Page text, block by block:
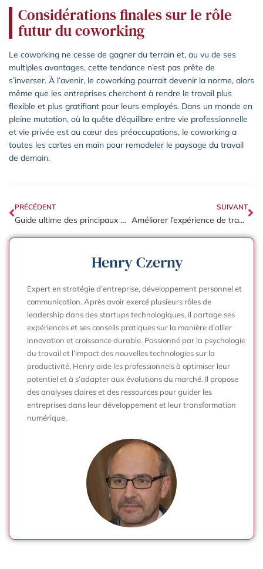
Considérations finales sur le rôle
futur du coworking
Le coworking ne cesse de gagner du terrain et, au vu de ses
multiples avantages, cette tendance n’est pas prête de
s’inverser. À l’avenir, le coworking pourrait devenir la norme, alors
même que les entreprises cherchent à rendre le travail plus
flexible et plus gratifiant pour leurs employés. Dans un monde en
pleine mutation, où la quête d’équilibre entre vie professionnelle
et vie privée est au cœur des préoccupations, le coworking a
toutes les cartes en main pour remodeler le paysage du travail
de demain.
PRÉCÉDENT
Guide ultime des principaux KPI à suivre pour votre site web d’entreprise
SUIVANT
Améliorer l’expérience de travail : l’importance du confort sonore en entreprise
Henry Czerny
Expert en stratégie d’entreprise, développement personnel et
communication. Après avoir exercé plusieurs rôles de
leadership dans des startups technologiques, il partage ses
expériences et ses conseils pratiques sur la manière d’allier
innovation et croissance durable. Passionné par la psychologie
du travail et l’impact des nouvelles technologies sur la
productivité, Henry aide les professionnels à optimiser leur
potentiel et à s’adapter aux évolutions du marché. Il propose
des analyses claires et des ressources pour guider les
entreprises dans leur développement et leur transformation
numérique.